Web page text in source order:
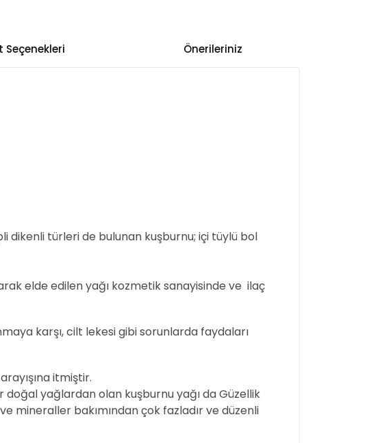
Seçenekleri Önerileriniz
dikenli türleri de bulunan kuşburnu; içi tüylü bol
elde edilen yağı kozmetik sanayisinde ve ilaç
karşı, cilt lekesi gibi sorunlarda faydaları
itmiştir.
yağlardan olan kuşburnu yağı da Güzellik
mineraller bakımından çok fazladır ve düzenli